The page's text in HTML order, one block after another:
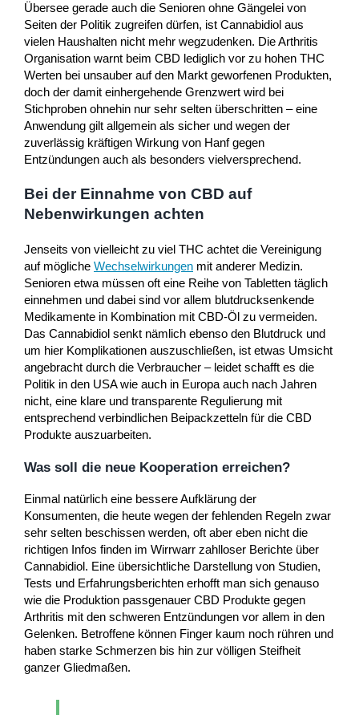
Übersee gerade auch die Senioren ohne Gängelei von
Seiten der Politik zugreifen dürfen, ist Cannabidiol aus
vielen Haushalten nicht mehr wegzudenken. Die Arthritis
Organisation warnt beim CBD lediglich vor zu hohen THC
Werten bei unsauber auf den Markt geworfenen Produkten,
doch der damit einhergehende Grenzwert wird bei
Stichproben ohnehin nur sehr selten überschritten – eine
Anwendung gilt allgemein als sicher und wegen der
zuverlässig kräftigen Wirkung von Hanf gegen
Entzündungen auch als besonders vielversprechend.
Bei der Einnahme von CBD auf
Nebenwirkungen achten
Jenseits von vielleicht zu viel THC achtet die Vereinigung
auf mögliche Wechselwirkungen mit anderer Medizin.
Senioren etwa müssen oft eine Reihe von Tabletten täglich
einnehmen und dabei sind vor allem blutdrucksenkende
Medikamente in Kombination mit CBD-Öl zu vermeiden.
Das Cannabidiol senkt nämlich ebenso den Blutdruck und
um hier Komplikationen auszuschließen, ist etwas Umsicht
angebracht durch die Verbraucher – leidet schafft es die
Politik in den USA wie auch in Europa auch nach Jahren
nicht, eine klare und transparente Regulierung mit
entsprechend verbindlichen Beipackzetteln für die CBD
Produkte auszuarbeiten.
Was soll die neue Kooperation erreichen?
Einmal natürlich eine bessere Aufklärung der
Konsumenten, die heute wegen der fehlenden Regeln zwar
sehr selten beschissen werden, oft aber eben nicht die
richtigen Infos finden im Wirrwarr zahlloser Berichte über
Cannabidiol. Eine übersichtliche Darstellung von Studien,
Tests und Erfahrungsberichten erhofft man sich genauso
wie die Produktion passgenauer CBD Produkte gegen
Arthritis mit den schweren Entzündungen vor allem in den
Gelenken. Betroffene können Finger kaum noch rühren und
haben starke Schmerzen bis hin zur völligen Steifheit
ganzer Gliedmaßen.